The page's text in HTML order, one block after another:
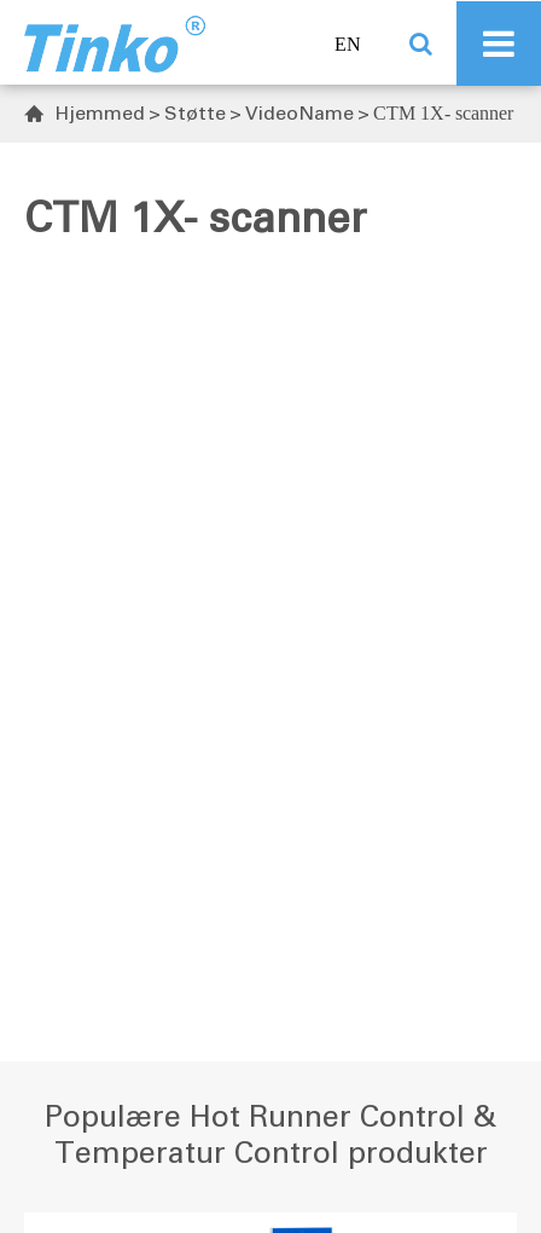
EN
 Hjemmed Støtte VideoName CTM 1X- scanner
CTM 1X- scanner
Populære Hot Runner Control &
Temperatur Control produkter